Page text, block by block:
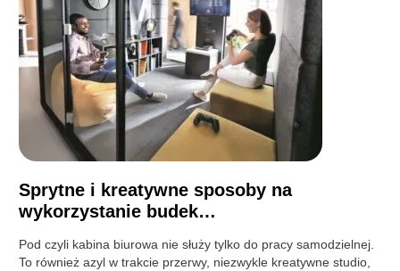
Sprytne i kreatywne sposoby na
wykorzystanie budek…
Pod czyli kabina biurowa nie służy tylko do pracy samodzielnej.
To również azyl w trakcie przerwy, niezwykle kreatywne studio,